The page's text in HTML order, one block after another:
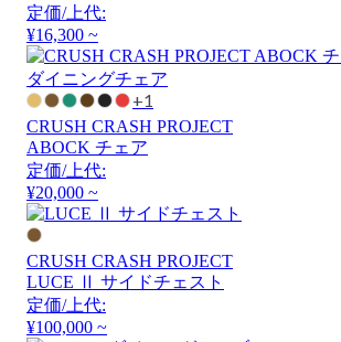
定価/上代:
¥16,300 ~
+1
CRUSH CRASH PROJECT
ABOCK チェア
定価/上代:
¥20,000 ~
CRUSH CRASH PROJECT
LUCE Ⅱ サイドチェスト
定価/上代:
¥100,000 ~